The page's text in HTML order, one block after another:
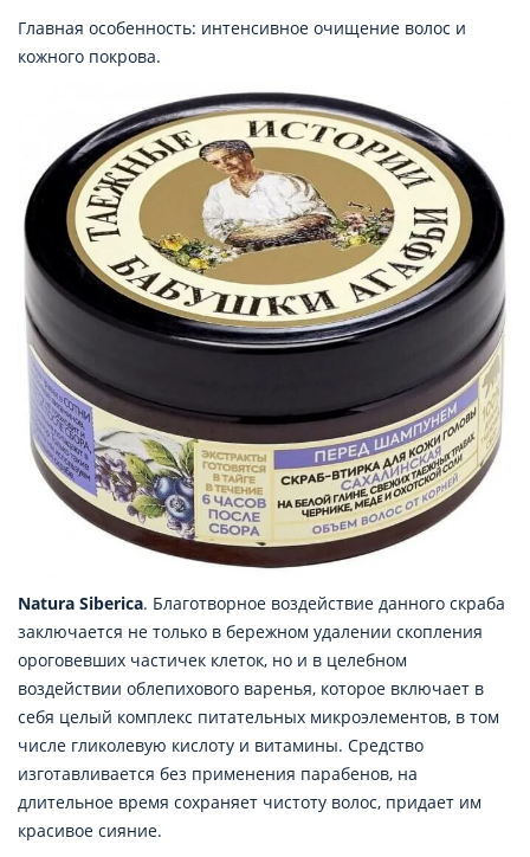
Главная особенность: интенсивное очищение волос и
кожного покрова.
Natura Siberica. Благотворное воздействие данного скраба
заключается не только в бережном удалении скопления
ороговевших частичек клеток, но и в целебном
воздействии облепихового варенья, которое включает в
себя целый комплекс питательных микроэлементов, в том
числе гликолевую кислоту и витамины. Средство
изготавливается без применения парабенов, на
длительное время сохраняет чистоту волос, придает им
красивое сияние.